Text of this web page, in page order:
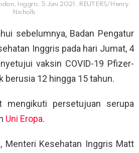
Inggris, 5 Juni 2021. REUTERS/Henry
Nicholls
sebelumnya, Badan Pengatur
Inggris pada hari Jumat, 4
vaksin COVID-19 Pfizer-
berusia 12 hingga 15 tahun.
mengikuti persetujuan serupa
Uni Eropa.
Menteri Kesehatan Inggris Matt